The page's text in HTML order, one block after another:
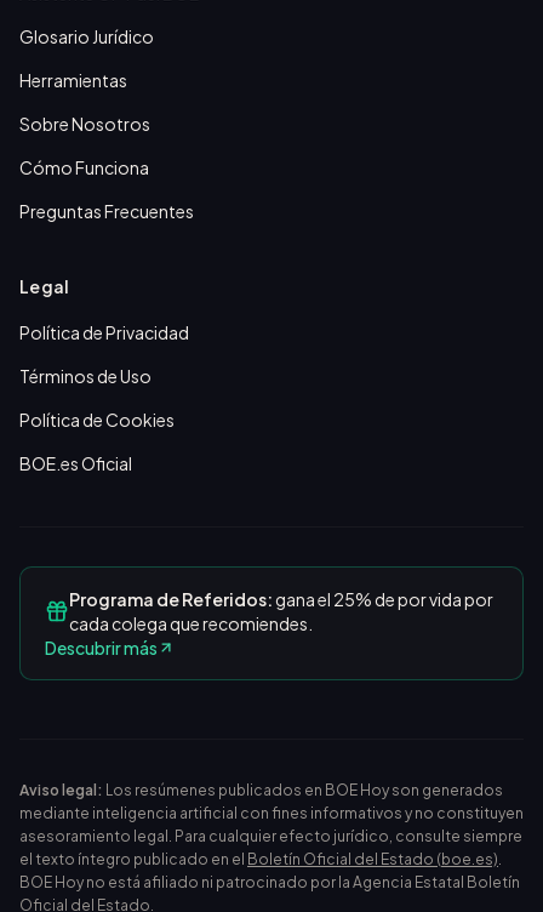
Glosario Jurídico
Herramientas
Sobre Nosotros
Cómo Funciona
Preguntas Frecuentes
Legal
Política de Privacidad
Términos de Uso
Política de Cookies
BOE.es Oficial
Programa de Referidos:gana el 25% de por vida por
cada colega que recomiendes.
Descubrir más
Aviso legal: Los resúmenes publicados en BOE Hoy son generados
mediante inteligencia artificial con fines informativos y no constituyen
asesoramiento legal. Para cualquier efecto jurídico, consulte siempre
el texto íntegro publicado en el Boletín Oficial del Estado (boe.es).
BOE Hoy no está afiliado ni patrocinado por la Agencia Estatal Boletín
Oficial del Estado.